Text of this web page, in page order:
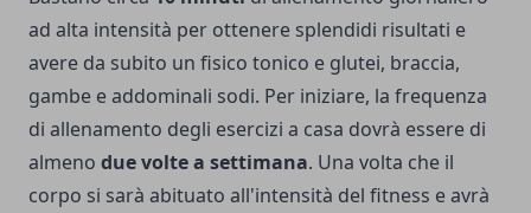
ad alta intensità per ottenere splendidi risultati e
avere da subito un fisico tonico e glutei, braccia,
gambe e addominali sodi. Per iniziare, la frequenza
di allenamento degli esercizi a casa dovrà essere di
almeno due volte a settimana. Una volta che il
corpo si sarà abituato all'intensità del fitness e avrà